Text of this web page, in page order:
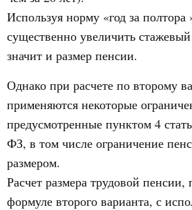
Используя норму «год за
существенно увеличить
значит и размер пенсии.
Однако при расчете по второму
применяются некоторые
предусмотренные пунктом 4
ФЗ, в том числе ограничение
размером.
Расчет размера трудовой
формуле второго варианта, с